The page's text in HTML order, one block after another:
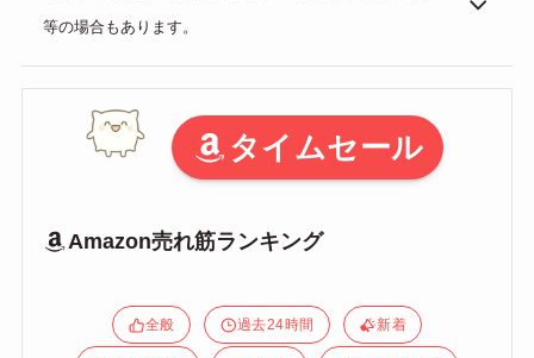
等の場合もあります。
タイムセール
Amazon売れ筋ランキング
全般 過去24時間 新着